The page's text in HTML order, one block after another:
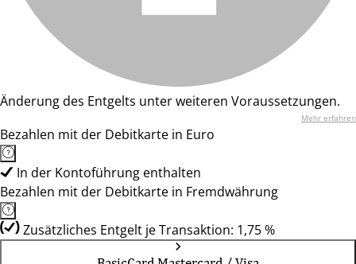
Änderung des Entgelts unter weiteren Voraussetzungen.
Mehr erfahren
Bezahlen mit der Debitkarte in Euro
In der Kontoführung enthalten
Bezahlen mit der Debitkarte in Fremdwährung
Zusätzliches Entgelt je Transaktion: 1,75 %